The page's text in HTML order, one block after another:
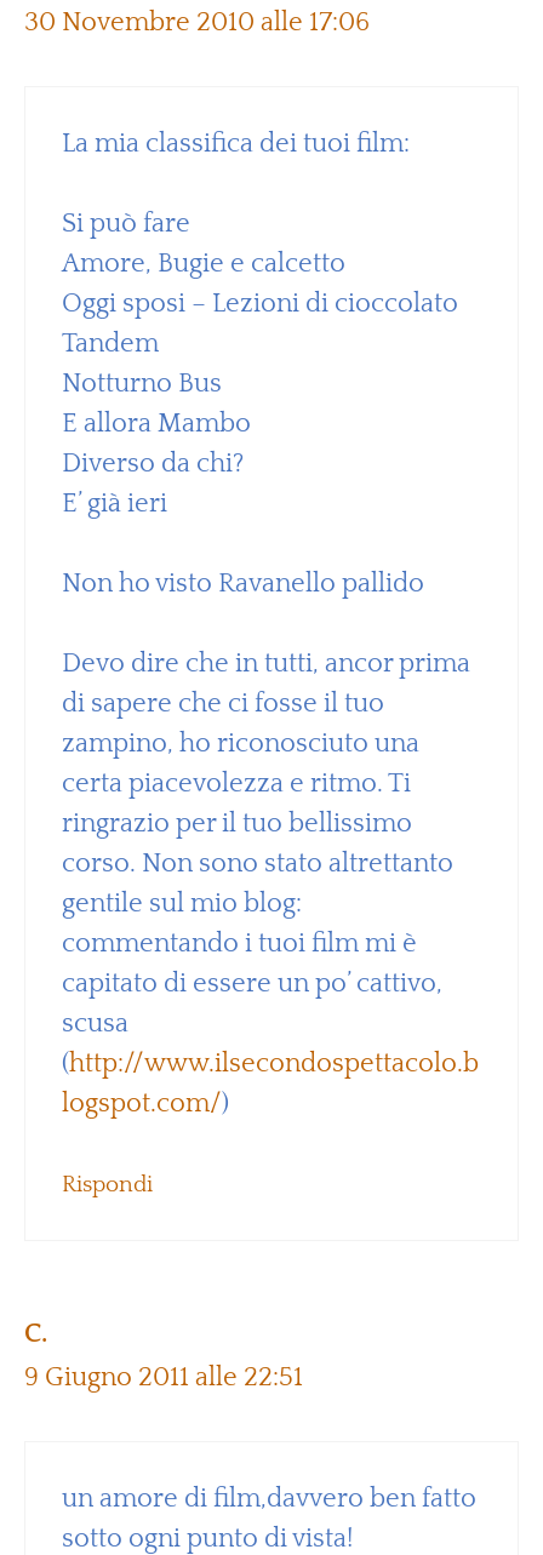
30 Novembre 2010 alle 17:06
La mia classifica dei tuoi film:
Si può fare
Amore, Bugie e calcetto
Oggi sposi – Lezioni di cioccolato
Tandem
Notturno Bus
E allora Mambo
Diverso da chi?
E’ già ieri
Non ho visto Ravanello pallido
Devo dire che in tutti, ancor prima
di sapere che ci fosse il tuo
zampino, ho riconosciuto una
certa piacevolezza e ritmo. Ti
ringrazio per il tuo bellissimo
corso. Non sono stato altrettanto
gentile sul mio blog:
commentando i tuoi film mi è
capitato di essere un po’ cattivo,
scusa
(http://www.ilsecondospettacolo.b
logspot.com/)
Rispondi
C.
9 Giugno 2011 alle 22:51
un amore di film,davvero ben fatto
sotto ogni punto di vista!